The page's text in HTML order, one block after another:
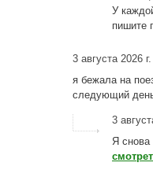
У
пишите
3 августа 2026
я бежала на
следующий
3
Я снова